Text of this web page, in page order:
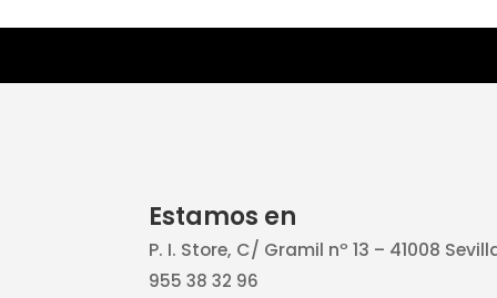
Estamos en
P. I. Store, C/ Gramil nº 13 – 41008
955 38 32 96